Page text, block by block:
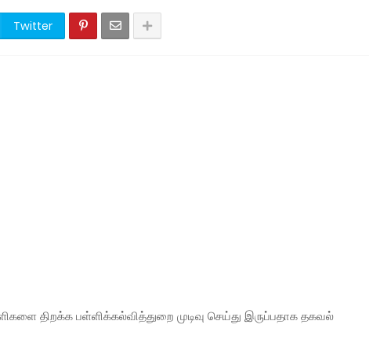
Twitter
திறக்க பள்ளிக்கல்வித்துறை முடிவு செய்து இருப்பதாக தகவல்